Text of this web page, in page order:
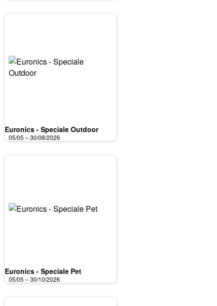
Euronics - Speciale Outdoor
05/05 – 30/08/2026
Euronics - Speciale Pet
05/05 – 30/10/2026